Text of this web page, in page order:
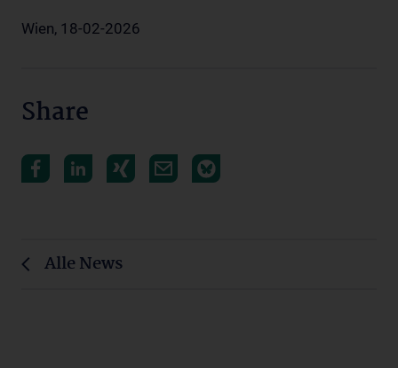
Wien, 18-02-2026
Share
Alle News